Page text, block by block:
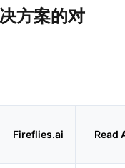
方案的对
Fireflies.ai Read